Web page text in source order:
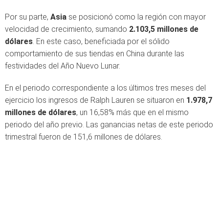
Por su parte, Asia se posicionó como la región con mayor
velocidad de crecimiento, sumando 2.103,5 millones de
dólares. En este caso, beneficiada por el sólido
comportamiento de sus tiendas en China durante las
festividades del Año Nuevo Lunar.
En el periodo correspondiente a los últimos tres meses del
ejercicio los ingresos de Ralph Lauren se situaron en 1.978,7
millones de dólares, un 16,58% más que en el mismo
periodo del año previo. Las ganancias netas de este periodo
trimestral fueron de 151,6 millones de dólares.